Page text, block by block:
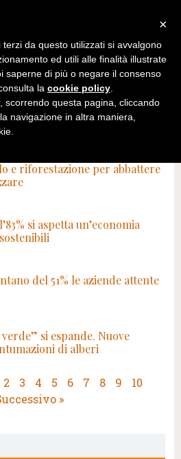
e riforestazione per abbattere
si aspetta un’economia
del 51% le aziende attente
si espande. Nuove
di alberi
2 3 4 5 6 7 8 9
10
»
×
da questo utilizzati si avvalgono
ed utili alle finalità illustrate
saperne di più o negare il consenso
la cookie policy.
scorrendo questa pagina, cliccando
navigazione in altra maniera,